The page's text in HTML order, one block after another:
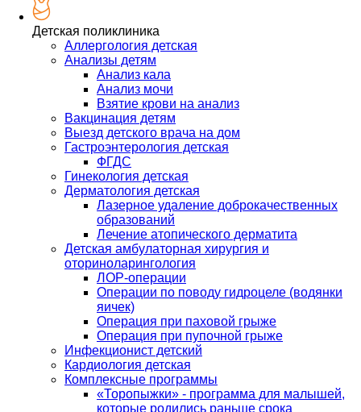
Детская поликлиника
Аллергология детская
Анализы детям
Анализ кала
Анализ мочи
Взятие крови на анализ
Вакцинация детям
Выезд детского врача на дом
Гастроэнтерология детская
ФГДС
Гинекология детская
Дерматология детская
Лазерное удаление доброкачественных
образований
Лечение атопического дерматита
Детская амбулаторная хирургия и
оториноларингология
ЛОР-операции
Операции по поводу гидроцеле (водянки
яичек)
Операция при паховой грыже
Операция при пупочной грыже
Инфекционист детский
Кардиология детская
Комплексные программы
«Торопыжки» - программа для малышей,
которые родились раньше срока